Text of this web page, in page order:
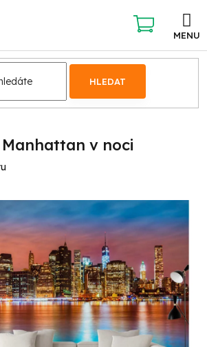
HLEDAT
NÁKUPNÍ
KOŠÍK
v noci